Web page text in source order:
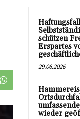
schützen
Erspartes
29.06.2026
wieder